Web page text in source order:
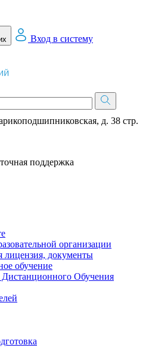
Вход в систему
д. 38 стр.
поддержка
организации
лицензия, документы
обучение
Обучения